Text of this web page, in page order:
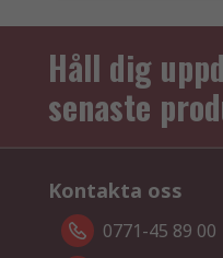
Håll dig
senaste
Kontakta oss
0771-45 89 00